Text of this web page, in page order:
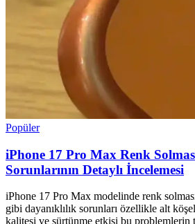
Popüler
iPhone 17 Pro Max Renk
Sorunlarının Detaylı İncelemesi
iPhone 17 Pro Max modelinde renk
gibi dayanıklılık sorunları özellikle alt
kalitesi ve sürtünme etkisi bu problemlerin